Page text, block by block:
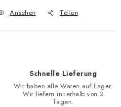
Ansehen Teilen
Schnelle Lieferung
Wir haben alle Waren auf Lager.
Wir liefern innerhalb von 3
Tagen.